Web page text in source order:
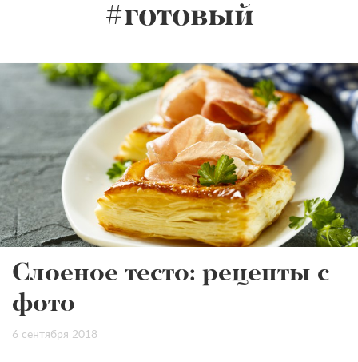
#готовый
Слоеное тесто: рецепты с
фото
6 сентября 2018